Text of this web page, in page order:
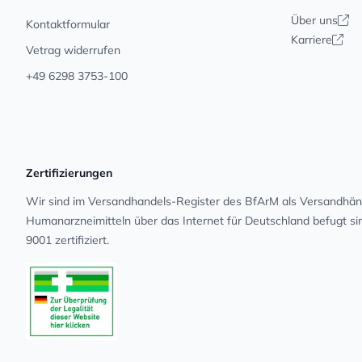
Kontaktformular
Vetrag widerrufen
+49 6298 3753-100
Über uns
Karriere
Zertifizierungen
Wir sind im Versandhandels-Register des BfArM als
Human­arz­nei­mit­teln über das Internet für Deutschland befugt
9001 zertifiziert.